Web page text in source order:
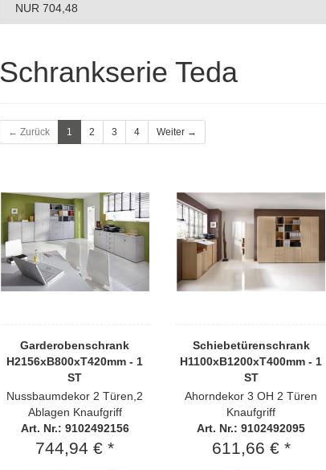
NUR 704,48
Schrankserie Teda
← Zurück 1 2 3 4 Weiter →
Garderobenschrank
H2156xB800xT420mm - 1
ST
Nussbaumdekor 2 Türen,2
Ablagen Knaufgriff
Art. Nr.: 9102492156
744,94 € *
Schiebetürenschrank
H1100xB1200xT400mm - 1
ST
Ahorndekor 3 OH 2 Türen
Knaufgriff
Art. Nr.: 9102492095
611,66 € *